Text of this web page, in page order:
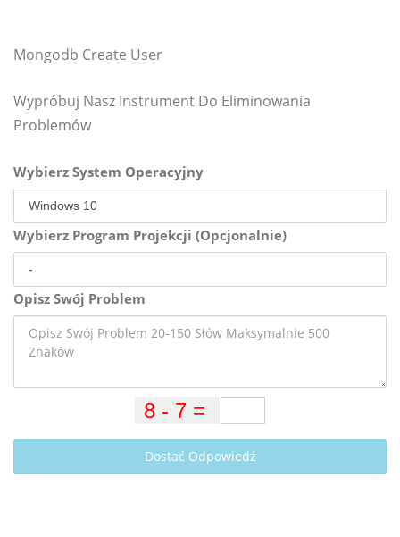
Mongodb Create User
Wypróbuj Nasz Instrument Do Eliminowania
Problemów
Wybierz System Operacyjny
Wybierz Program Projekcji (Opcjonalnie)
Opisz Swój Problem
Dostać Odpowiedź